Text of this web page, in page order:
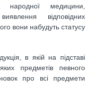
народної медицини,
відповідних
вони набудуть статусу
в якій на підставі
предметів певного
про всі предмети